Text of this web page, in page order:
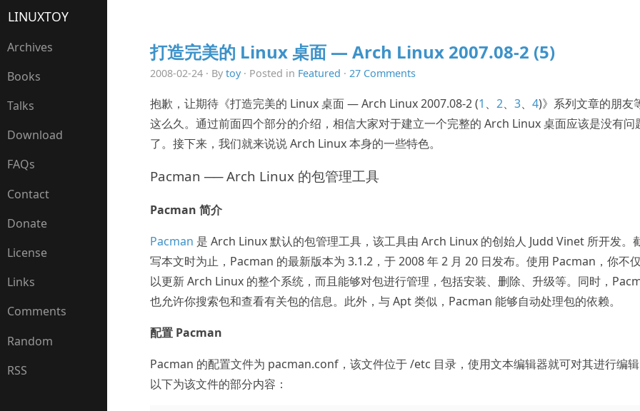
LINUXTOY
Archives
Books
Talks
Download
FAQs
Contact
Donate
License
Links
Comments
Random
RSS
打造完美的 Linux 桌面 — Arch Linux 2007.08-2 (5)
2008-02-24 · By toy· Posted in Featured · 27 Comments
抱歉，让期待《打造完美的 Linux 桌面 — Arch Linux 2007.08-2 (1 、 2、 3、 4)》系列文章的朋友
这么久。通过前面四个部分的介绍，相信大家对于建立一个完整的 Arch Linux 桌面应该是没有问
了。接下来，我们就来说说 Arch Linux 本身的一些特色。
Pacman ── Arch Linux 的包管理工具
Pacman 简介
Pacman 是 Arch Linux 默认的包管理工具，该工具由 Arch Linux 的创始人 Judd Vinet 所开发。
写本文时为止，Pacman 的最新版本为 3.1.2，于 2008 年 2 月 20 日发布。使用 Pacman，你不
以更新 Arch Linux 的整个系统，而且能够对包进行管理，包括安装、删除、升级等。同时，
也允许你搜索包和查看有关包的信息。此外，与 Apt 类似，Pacman 能够自动处理包的依赖。
配置 Pacman
Pacman 的配置文件为 pacman.conf，该文件位于 /etc 目录，使用文本编辑器就可对其进行编
以下为该文件的部分内容：